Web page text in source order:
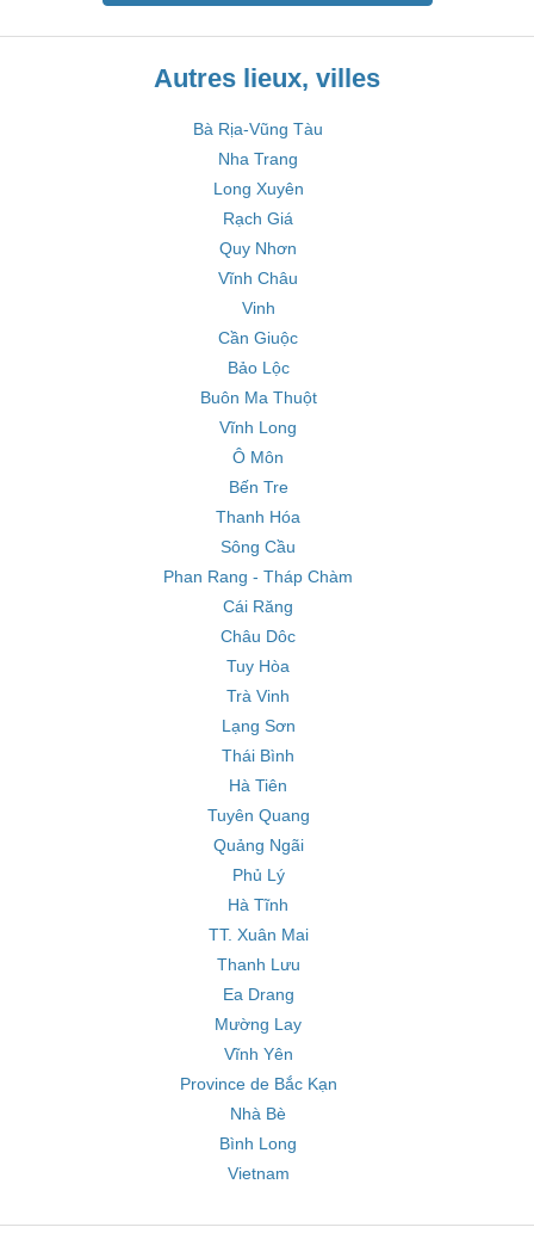
Autres lieux, villes
Bà Rịa-Vũng Tàu
Nha Trang
Long Xuyên
Rạch Giá
Quy Nhơn
Vĩnh Châu
Vinh
Cần Giuộc
Bảo Lộc
Buôn Ma Thuột
Vĩnh Long
Ô Môn
Bến Tre
Thanh Hóa
Sông Cầu
Phan Rang - Tháp Chàm
Cái Răng
Châu Dôc
Tuy Hòa
Trà Vinh
Lạng Sơn
Thái Bình
Hà Tiên
Tuyên Quang
Quảng Ngãi
Phủ Lý
Hà Tĩnh
TT. Xuân Mai
Thanh Lưu
Ea Drang
Mường Lay
Vĩnh Yên
Province de Bắc Kạn
Nhà Bè
Bình Long
Vietnam